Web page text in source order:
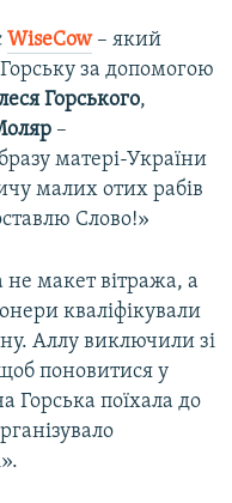
WiseCow– який
за допомогою
Горського,
–
матері-України
малих отих рабів
Слово!»
не макет вітража, а
кваліфікували
Аллу виключили зі
поновитися у
Горська поїхала до